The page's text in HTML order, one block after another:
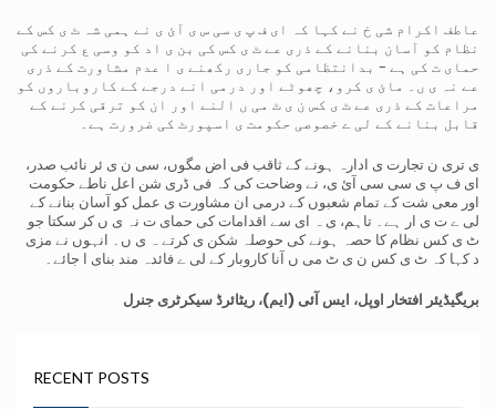
عاطف اکرام شی خ نے کہا کہ ای ف پ ی سی س ی آئ ی نے ہمی شہ ٹ ی کس کے
نظام کو آسان بنانے کے ذری عے ٹ ی کس کی بن ی اد کو وسی ع کرنے کی
حمای ت کی ہے - بدانتظامی کو جاری رکھنے ی ا عدم مشاورت کے ذری
عے نہ ی ں۔ مائ ی کرو، چھوٹے اور درمی انے درجے کے کاروباروں کو
مراعات کے ذری عے ٹ ی کس ن ی ٹ می ں النے اور ان کو ترقی کرنے کے
قابل بنانے کے لی ے خصوصی حکومت ی اسپورٹ کی ضرورت ہے۔
ی تری ن تجارت ی ادارہ ہونے کے ثاقب فی اض مگوں، سی ن ی ئر نائب صدر،
ای ف پ ی سی سی آئ ی، نے وضاحت کی کہ فی ڈری شن اعل ناطے حکومت
اور معی شت کے تمام شعبوں کے درمی ان مشاورت ی عمل کو آسان بنانے کے
لی ے ت ی ار ہے۔ تاہم، ی ہ ای سے اقدامات کی حمای ت نہ ی ں کر سکتا جو
ٹ ی کس نظام کا حصہ ہونے کی حوصلہ شکن ی کرتے ہ ی ں۔ انہوں نے مزی
د کہا کہ ٹ ی کس ن ی ٹ می ں آنا کاروبار کے لی ے فائدہ مند بنای ا جائے۔
بریگیڈیئر افتخار اوپل، ایس آئی (ایم)، ریٹائرڈسیکرٹری جنرل
RECENT POSTS